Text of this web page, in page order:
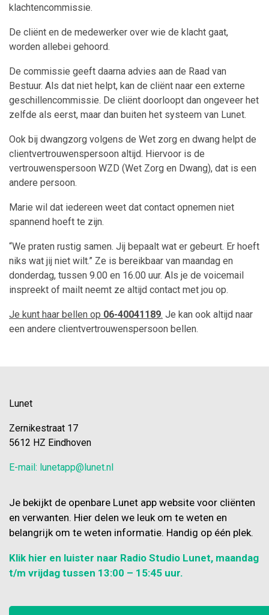
klachtencommissie.
De cliënt en de medewerker over wie de klacht gaat,
worden allebei gehoord.
De commissie geeft daarna advies aan de Raad van
Bestuur. Als dat niet helpt, kan de cliënt naar een externe
geschillencommissie. De cliënt doorloopt dan ongeveer het
zelfde als eerst, maar dan buiten het systeem van Lunet.
Ook bij dwangzorg volgens de Wet zorg en dwang helpt de
clientvertrouwenspersoon altijd. Hiervoor is de
vertrouwenspersoon WZD (Wet Zorg en Dwang), dat is een
andere persoon.
Marie wil dat iedereen weet dat contact opnemen niet
spannend hoeft te zijn.
“We praten rustig samen. Jij bepaalt wat er gebeurt. Er hoeft
niks wat jij niet wilt.” Ze is bereikbaar van maandag en
donderdag, tussen 9.00 en 16.00 uur. Als je de voicemail
inspreekt of mailt neemt ze altijd contact met jou op.
Je kunt haar bellen op 06-40041189. Je kan ook altijd naar
een andere clientvertrouwenspersoon bellen.
Lunet
Zernikestraat 17
5612 HZ Eindhoven
E-mail: lunetapp@lunet.nl
Je bekijkt de openbare Lunet app website voor cliënten
en verwanten. Hier delen we leuk om te weten en
belangrijk om te weten informatie. Handig op één plek.
Klik hier en luister naar Radio Studio Lunet, maandag
t/m vrijdag tussen 13:00 – 15:45 uur.